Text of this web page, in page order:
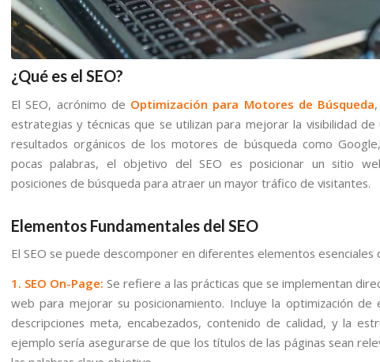
¿Qué es el SEO?
El SEO, acrónimo de Optimización para Motores de Búsqueda
estrategias y técnicas que se utilizan para mejorar la visibilidad
resultados orgánicos de los motores de búsqueda como
pocas palabras, el objetivo del SEO es posicionar un sitio
posiciones de búsqueda para atraer un mayor tráfico de visitantes.
Elementos Fundamentales del SEO
El SEO se puede descomponer en diferentes elementos esenciales
1. SEO On-Page: Se refiere a las prácticas que se implementan
web para mejorar su posicionamiento. Incluye la optimización
descripciones meta, encabezados, contenido de calidad, y la
ejemplo sería asegurarse de que los títulos de las páginas sean